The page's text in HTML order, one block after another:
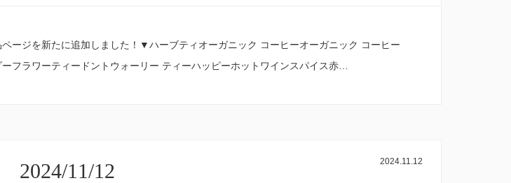
ージを新たに追加しました！▼ハーブティオーガニック コーヒーオーガニック コーヒー
フラワーティードントウォーリー ティーハッピーホットワインスパイス赤…
11/12 2024.11.12